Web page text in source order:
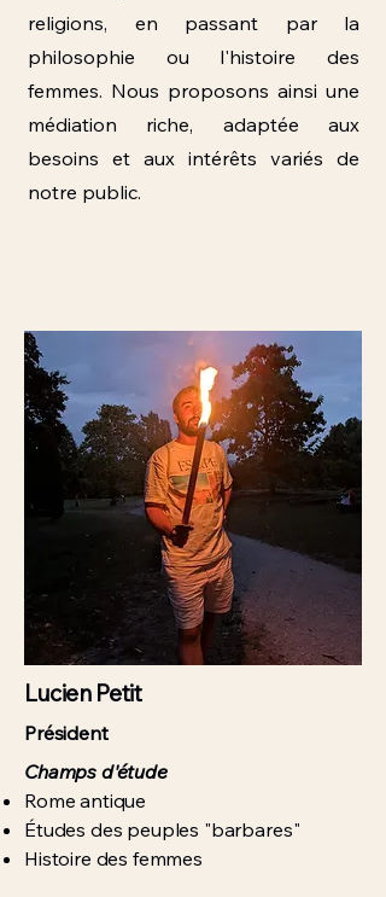
religions, en passant par la
philosophie ou l'histoire des
femmes. Nous proposons ainsi une
médiation riche, adaptée aux
besoins et aux intérêts variés de
notre public.
Lucien Petit
Président
Champs d'étude
Rome antique
Études des peuples "barbares"
Histoire des femmes